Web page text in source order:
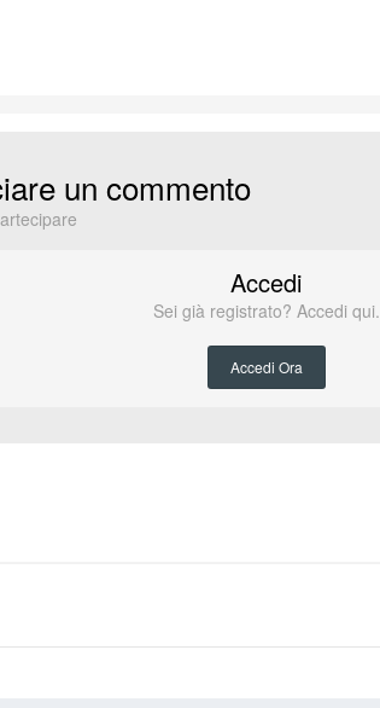
un commento
Accedi
Sei già registrato? Accedi qui.
Accedi Ora